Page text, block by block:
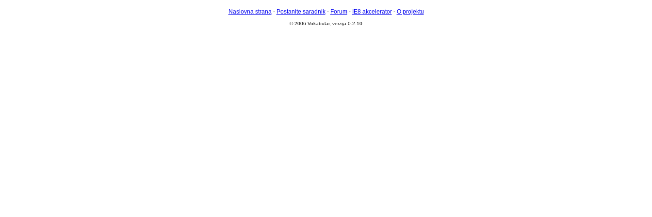
Naslovna strana- Postanite saradnik- Forum- IE8 akcelerator- O projektu
© 2006 Vokabular, verzija 0.2.10